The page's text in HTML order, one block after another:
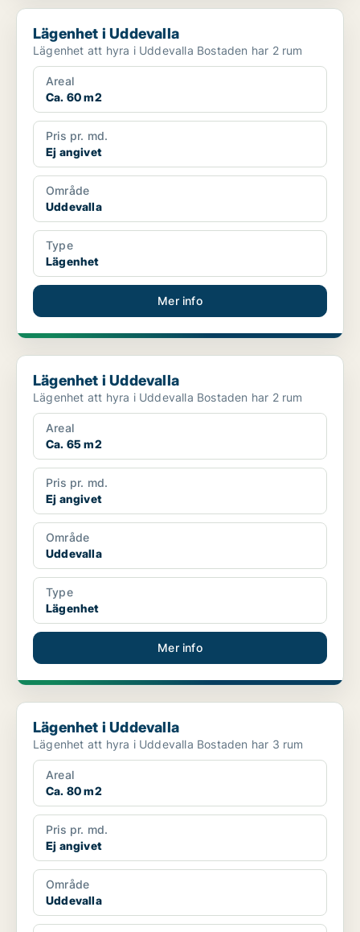
Lägenhet i Uddevalla
Lägenhet i Uddevalla
Lägenhet att hyra i Uddevalla Bostaden har 2 rum
Areal
Ca. 60 m2
Pris pr. md.
Ej angivet
Område
Uddevalla
Type
Lägenhet
Mer info
Lägenhet i Uddevalla
Lägenhet i Uddevalla
Lägenhet att hyra i Uddevalla Bostaden har 2 rum
Areal
Ca. 65 m2
Pris pr. md.
Ej angivet
Område
Uddevalla
Type
Lägenhet
Mer info
Lägenhet i Uddevalla
Lägenhet i Uddevalla
Lägenhet att hyra i Uddevalla Bostaden har 3 rum
Areal
Ca. 80 m2
Pris pr. md.
Ej angivet
Område
Uddevalla